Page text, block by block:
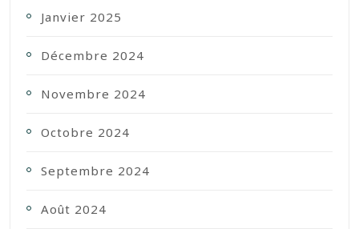
Janvier 2025
Décembre 2024
Novembre 2024
Octobre 2024
Septembre 2024
Août 2024